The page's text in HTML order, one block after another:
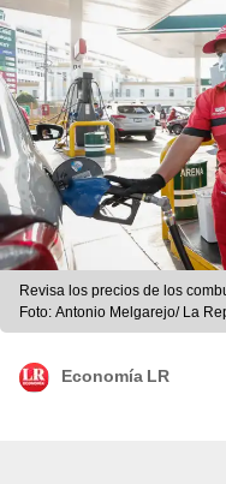
Revisa los precios de los
Foto: Antonio Melgarejo/ La
Economía LR